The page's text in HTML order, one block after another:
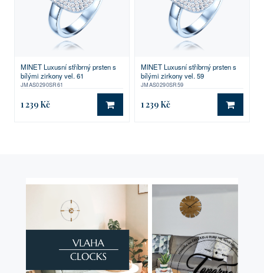
MINET Luxusní stříbrný prsten s
bílými zirkony vel. 61
JMAS0290SR61
1 239 Kč DO KOŠÍKU
MINET Luxusní stříbrný prsten s
bílými zirkony vel. 59
JMAS0290SR59
1 239 Kč DO